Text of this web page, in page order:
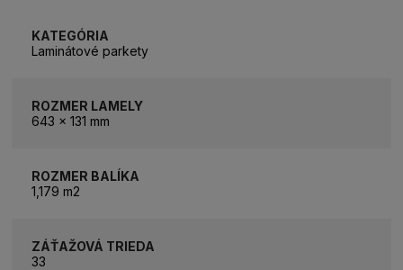
KATEGÓRIA
Laminátové parkety
ROZMER LAMELY
643 x 131 mm
ROZMER BALÍKA
1,179 m2
ZÁŤAŽOVÁ TRIEDA
33